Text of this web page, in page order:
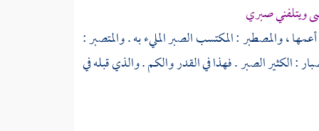
صبري
، والمصطبر : المكتسب الصبر المليء به . والمتصبر :
الكثير الصبر . فهذا في القدر والكم . والذي قبله في